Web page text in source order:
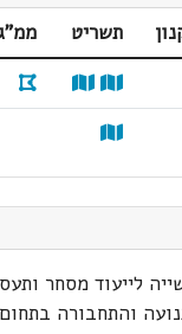
תשריט
והתחבורה